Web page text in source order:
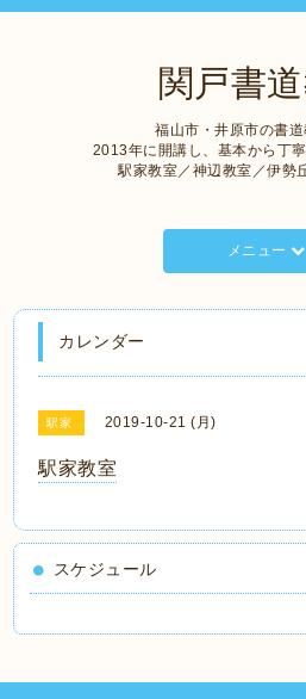
関戸書
福山市・井原市の書道
2013年に開講し、基本から丁
駅家教室／神辺教室／伊勢
メニュー
カレンダー
駅家 2019-10-21 (月)
駅家教室
スケジュール